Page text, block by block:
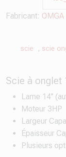
Fabricant:
scie , scie
Scie à onglet
Lame 14''
Moteur 3HP
Largeur
Épaisseur
Plusieurs